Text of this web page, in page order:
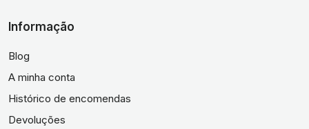
Informação
Blog
A minha conta
Histórico de encomendas
Devoluções